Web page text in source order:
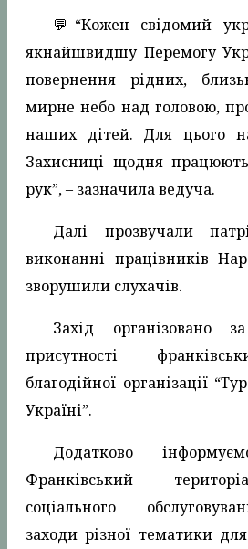
💬“Кожен свідомий
якнайшвидшу Перемогу
повернення рідних,
мирне небо над головою,
наших дітей. Для цього
Захисниці щодня
рук”, – зазначила ведуча.
Далі прозвучали
виконанні працівників
зворушили слухачів.
Захід організовано
присутності
благодійної організації
Україні”.
Додатково
Франківський
соціального
заходи різної тематики